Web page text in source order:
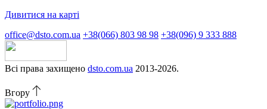
Дивитися на карті
office@dsto.com.ua +38(066) 803 98 98 +38(096) 9 333 888
Всі права захищено dsto.com.ua 2013-2026.
Вгору